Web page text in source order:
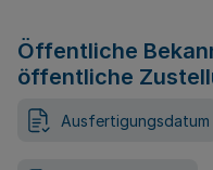
Öffentliche
öffentliche
Ausfertigungsdatum